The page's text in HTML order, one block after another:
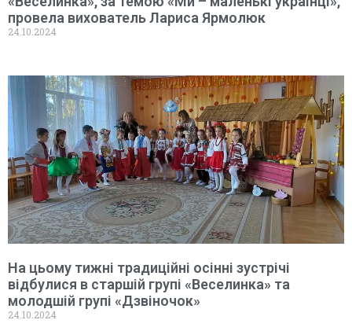
провела вихователь Лариса Ярмолюк
24.10.2024
На цьому тижні традиційні осінні зустрічі
відбулися в старшій групі «Веселинка» та
молодшій групі «Дзвіночок»
24.10.2024